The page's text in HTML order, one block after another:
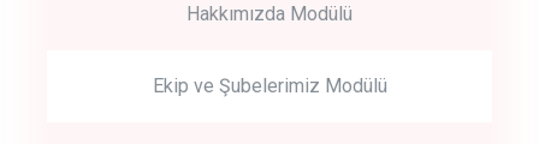
Hakkımızda Modülü
Ekip ve Şubelerimiz Modülü